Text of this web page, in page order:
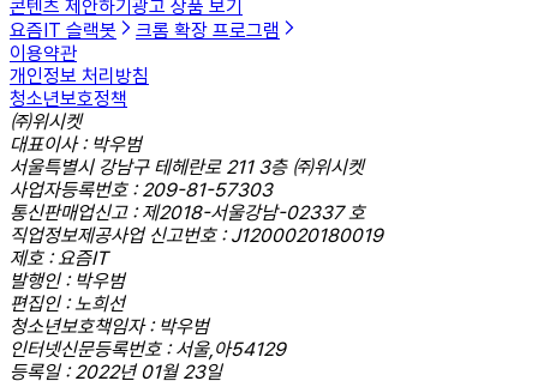
콘텐츠 제안하기광고 상품 보기
요즘IT 슬랙봇
크롬 확장 프로그램
이용약관
개인정보 처리방침
청소년보호정책
㈜위시켓
대표이사 : 박우범
서울특별시 강남구 테헤란로 211 3층 ㈜위시켓
사업자등록번호 : 209-81-57303
통신판매업신고 : 제2018-서울강남-02337 호
직업정보제공사업 신고번호 : J1200020180019
제호 : 요즘IT
발행인 : 박우범
편집인 : 노희선
청소년보호책임자 : 박우범
인터넷신문등록번호 : 서울,아54129
등록일 : 2022년 01월 23일